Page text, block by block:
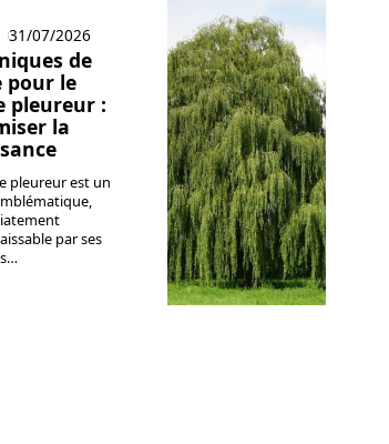
31/07/2026
de
pour le
pleureur :
la
pleureur est un
par ses
…